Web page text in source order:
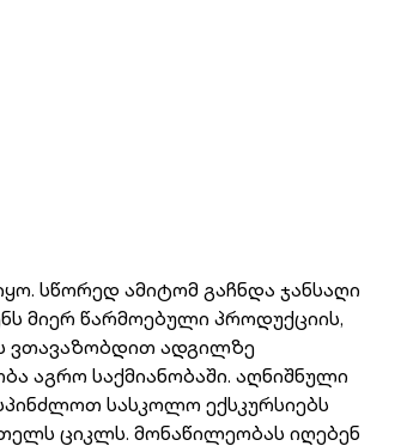
სწორედ ამიტომ გაჩნდა ჯანსაღი
მიერ წარმოებული პროდუქციის,
ვთავაზობდით ადგილზე
აგრო საქმიანობაში. აღნიშნული
სასკოლო ექსკურსიებს
ციკლს. მონაწილეობას იღებენ